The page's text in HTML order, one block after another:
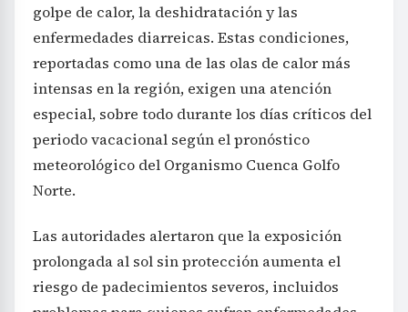
golpe de calor, la deshidratación y las
enfermedades diarreicas. Estas condiciones,
reportadas como una de las olas de calor más
intensas en la región, exigen una atención
especial, sobre todo durante los días críticos del
periodo vacacional según el pronóstico
meteorológico del Organismo Cuenca Golfo
Norte.
Las autoridades alertaron que la exposición
prolongada al sol sin protección aumenta el
riesgo de padecimientos severos, incluidos